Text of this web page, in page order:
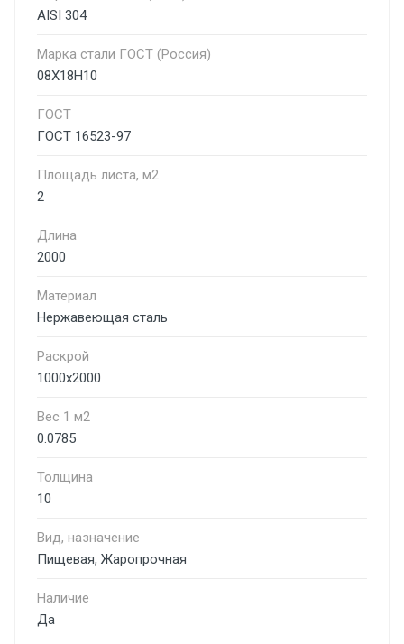
AISI 304
Марка стали ГОСТ (Россия)
08Х18Н10
ГОСТ
ГОСТ 16523-97
Площадь листа, м2
2
Длина
2000
Материал
Нержавеющая сталь
Раскрой
1000х2000
Вес 1 м2
0.0785
Толщина
10
Вид, назначение
Пищевая, Жаропрочная
Наличие
Да